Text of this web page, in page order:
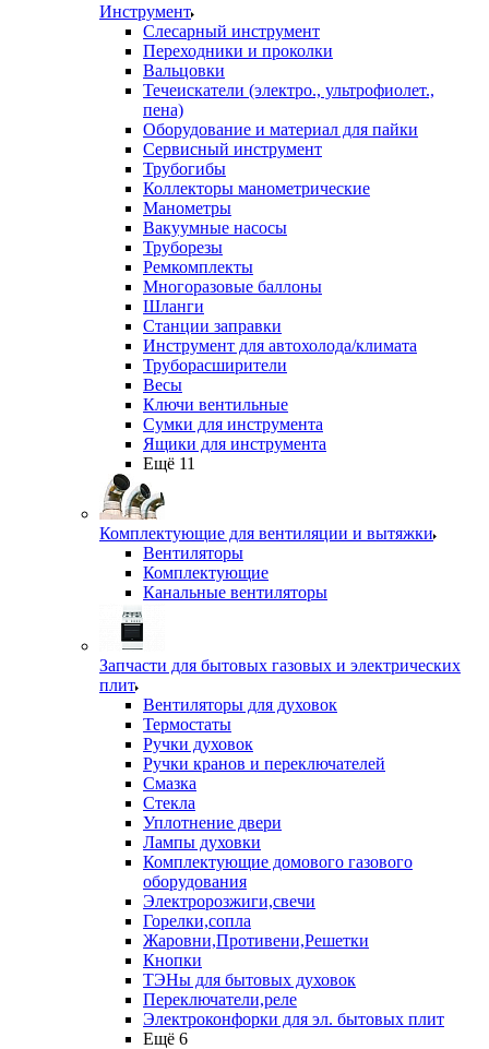
Инструмент
Слесарный инструмент
Переходники и проколки
Вальцовки
Течеискатели (электро., ультрофиолет.,
пена)
Оборудование и материал для пайки
Сервисный инструмент
Трубогибы
Коллекторы манометрические
Манометры
Вакуумные насосы
Труборезы
Ремкомплекты
Многоразовые баллоны
Шланги
Станции заправки
Инструмент для автохолода/климата
Труборасширители
Весы
Ключи вентильные
Сумки для инструмента
Ящики для инструмента
Ещё 11
Комплектующие для вентиляции и вытяжки
Вентиляторы
Комплектующие
Канальные вентиляторы
Запчасти для бытовых газовых и электрических
плит
Вентиляторы для духовок
Термостаты
Ручки духовок
Ручки кранов и переключателей
Смазка
Стекла
Уплотнение двери
Лампы духовки
Комплектующие домового газового
оборудования
Электророзжиги,свечи
Горелки,сопла
Жаровни,Противени,Решетки
Кнопки
ТЭНы для бытовых духовок
Переключатели,реле
Электроконфорки для эл. бытовых плит
Ещё 6